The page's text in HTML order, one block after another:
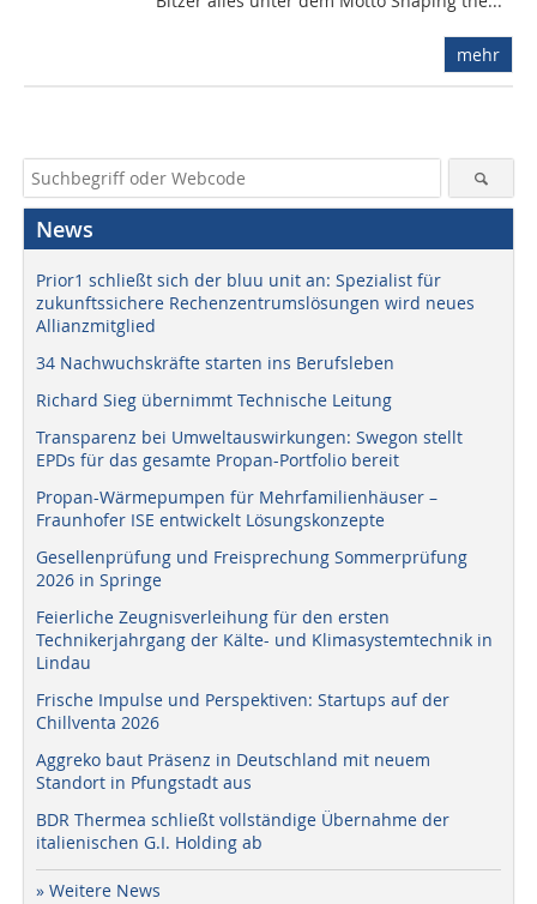
mehr
News
Prior1 schließt sich der bluu unit an: Spezialist für
zukunftssichere Rechenzentrumslösungen wird neues
Allianzmitglied
34 Nachwuchskräfte starten ins Berufsleben
Richard Sieg übernimmt Technische Leitung
Transparenz bei Umweltauswirkungen: Swegon stellt
EPDs für das gesamte Propan-Portfolio bereit
Propan-Wärmepumpen für Mehrfamilienhäuser –
Fraunhofer ISE entwickelt Lösungskonzepte
Gesellenprüfung und Freisprechung Sommerprüfung
2026 in Springe
Feierliche Zeugnisverleihung für den ersten
Technikerjahrgang der Kälte- und Klimasystemtechnik in
Lindau
Frische Impulse und Perspektiven: Startups auf der
Chillventa 2026
Aggreko baut Präsenz in Deutschland mit neuem
Standort in Pfungstadt aus
BDR Thermea schließt vollständige Übernahme der
italienischen G.I. Holding ab
» Weitere News